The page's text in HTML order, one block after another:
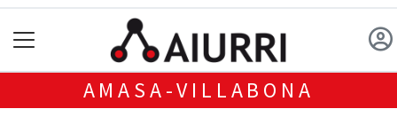
AMASA-VILLABONA